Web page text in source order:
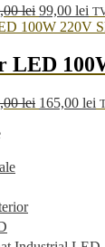
lei Prețul
inițial
fost:
149,00 lei.
99,00 lei
LED
lei Prețul
165,00 lei